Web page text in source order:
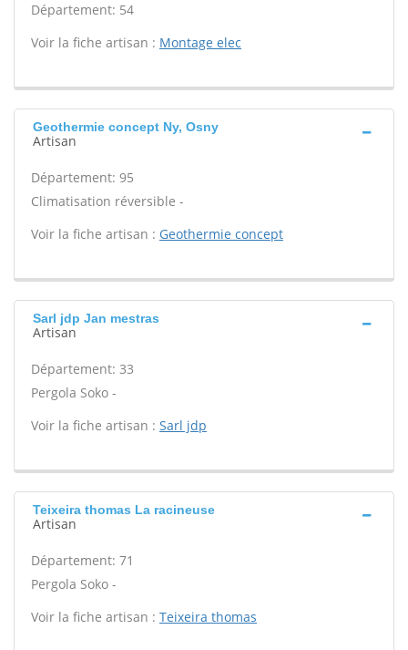
Département: 54
Voir la fiche artisan : Montage elec
Geothermie concept Ny, Osny
Artisan
Département: 95
Climatisation réversible -
Voir la fiche artisan : Geothermie concept
Sarl jdp Jan mestras
Artisan
Département: 33
Pergola Soko -
Voir la fiche artisan : Sarl jdp
Teixeira thomas La racineuse
Artisan
Département: 71
Pergola Soko -
Voir la fiche artisan : Teixeira thomas